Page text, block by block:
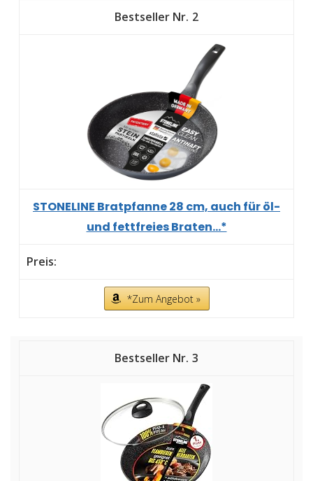
2
STONELINE Bratpfanne 28 cm, auch für öl-
und fettfreies Braten...*
*Zum Angebot »
3